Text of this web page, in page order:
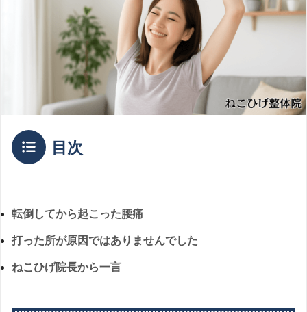
目次
転倒してから起こった腰痛
打った所が原因ではありませんでした
ねこひげ院長から一言